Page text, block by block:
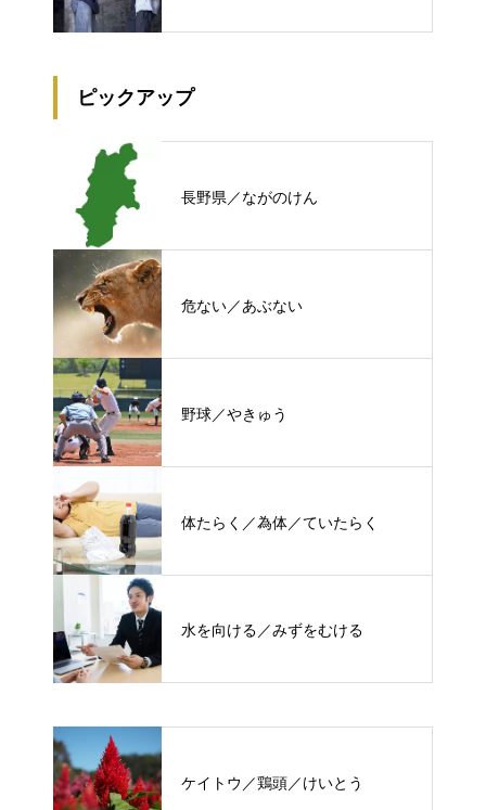
ピックアップ
長野県／ながのけん
危ない／あぶない
野球／やきゅう
体たらく／為体／ていたらく
水を向ける／みずをむける
ケイトウ／鶏頭／けいとう